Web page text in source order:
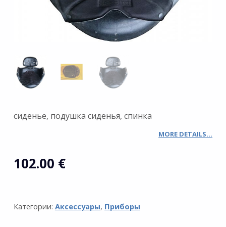
сиденье, подушка сиденья, спинка
MORE DETAILS…
102.00 €
Категории: Аксессуары, Приборы